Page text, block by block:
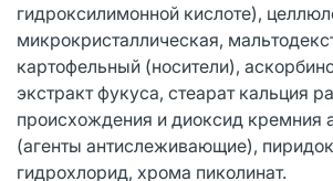
гидроксилимонной кислоте),
микрокристаллическая,
картофельный (носители),
экстракт фукуса, стеарат кальция
происхождения и диоксид кремния
(агенты антислеживающие),
гидрохлорид, хрома пиколинат.